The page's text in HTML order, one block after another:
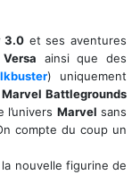
3.0 et ses aventures
ainsi que des
) uniquement
Marvel Battlegrounds
l’universMarvelsans
compte du coup un
nouvelle figurine de